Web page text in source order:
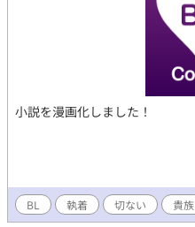
小説を漫画化しました！
BL 執着 切ない 貴族